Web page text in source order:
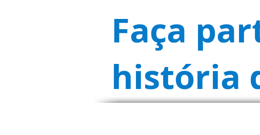
Faça
história